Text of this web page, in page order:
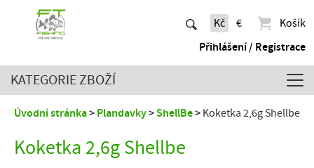
Kč €
Košík
Přihlášení / Registrace
KATEGORIE ZBOŽÍ
Úvodní stránka Plandavky ShellBe Koketka 2,6g Shellbe
Koketka 2,6g Shellbe